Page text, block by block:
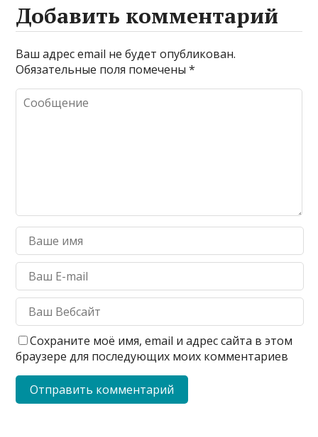
Добавить комментарий
Ваш адрес email не будет опубликован.
Обязательные поля помечены*
Сохраните моё имя, email и адрес сайта в этом
браузере для последующих моих комментариев